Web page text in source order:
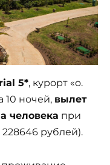
5*, курорт «о.
10 ночей, вылет
человека при
228646 рублей).